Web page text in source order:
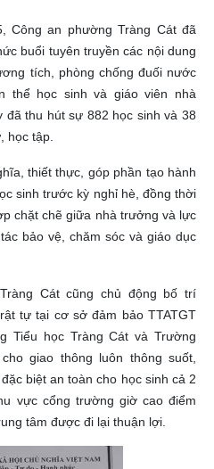
Công an phường Tràng Cát đã
buổi tuyên truyền các nội dung
tích, phòng chống đuối nước
thể học sinh và giáo viên nhà
đã thu hút sự 882 học sinh và 38
học tập.
thiết thực, góp phần tạo hành
sinh trước kỳ nghỉ hè, đồng thời
chặt chẽ giữa nhà trưởng và lực
bảo vệ, chăm sóc và giáo dục
Cát cũng chủ động bố trí
tự tại cơ sở đảm bảo TTATGT
Tiểu học Tràng Cát và Trường
giao thông luôn thông suốt,
biệt an toàn cho học sinh cả 2
vực cổng trường giờ cao điểm
tâm được đi lại thuận lợi.